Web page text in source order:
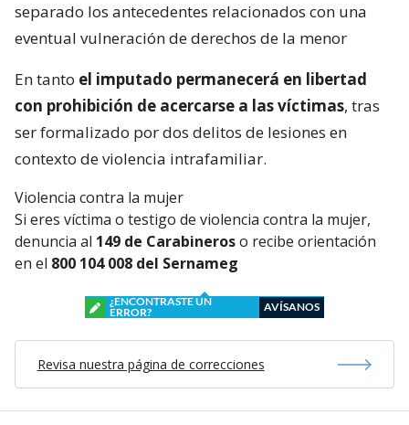
separado los antecedentes relacionados con una
eventual vulneración de derechos de la menor
En tanto el imputado permanecerá en libertad
con prohibición de acercarse a las víctimas, tras
ser formalizado por dos delitos de lesiones en
contexto de violencia intrafamiliar.
Violencia contra la mujer
Si eres víctima o testigo de violencia contra la mujer,
denuncia al 149 de Carabineroso recibe orientación
en el 800 104 008 del Sernameg
¿ENCONTRASTE UN
ERROR?
AVÍSANOS
Revisa nuestra página de correcciones